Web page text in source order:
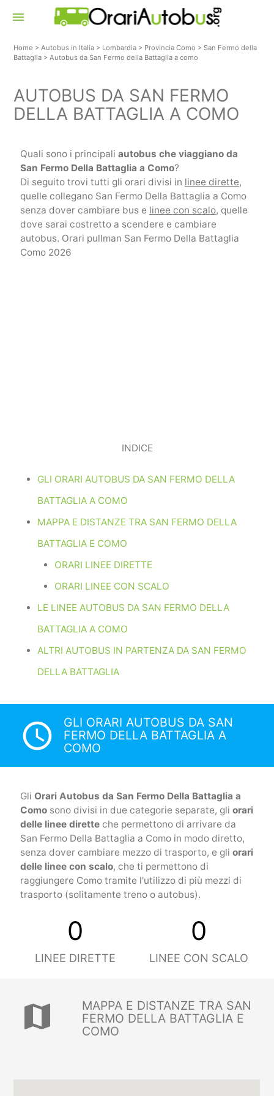
menu
Home >Autobus in Italia > Lombardia > Provincia Como >San Fermo della
Battaglia >Autobus da San Fermo della Battaglia a como
AUTOBUS DA SAN FERMO
DELLA BATTAGLIA A COMO
Quali sono i principali autobus che viaggiano da
San Fermo Della Battaglia a Como?
Di seguito trovi tutti gli orari divisi in linee dirette,
quelle collegano San Fermo Della Battaglia a Como
senza dover cambiare bus e linee con scalo, quelle
dove sarai costretto a scendere e cambiare
autobus. Orari pullman San Fermo Della Battaglia
Como 2026
INDICE
GLI ORARI AUTOBUS DA SAN FERMO DELLA
BATTAGLIA A COMO
MAPPA E DISTANZE TRA SAN FERMO DELLA
BATTAGLIA E COMO
ORARI LINEE DIRETTE
ORARI LINEE CON SCALO
LE LINEE AUTOBUS DA SAN FERMO DELLA
BATTAGLIA A COMO
ALTRI AUTOBUS IN PARTENZA DA SAN FERMO
DELLA BATTAGLIA
access_time
GLI ORARI AUTOBUS DA SAN
FERMO DELLA BATTAGLIA A
COMO
Gli Orari Autobus da San Fermo Della Battaglia a
Comosono divisi in due categorie separate, gli orari
delle linee diretteche permettono di arrivare da
San Fermo Della Battaglia a Como in modo diretto,
senza dover cambiare mezzo di trasporto, e gli orari
delle linee con scalo, che ti permettono di
raggiungere Como tramite l'utilizzo di più mezzi di
trasporto (solitamente treno o autobus).
0
LINEE DIRETTE
0
LINEE CON SCALO
map
MAPPA E DISTANZE TRA SAN
FERMO DELLA BATTAGLIA E
COMO